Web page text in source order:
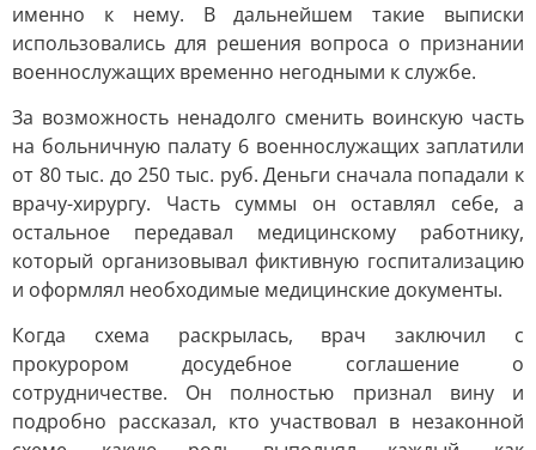
именно к нему. В дальнейшем такие выписки
использовались для решения вопроса о признании
военнослужащих временно негодными к службе.
За возможность ненадолго сменить воинскую часть
на больничную палату 6 военнослужащих заплатили
от 80 тыс. до 250 тыс. руб. Деньги сначала попадали к
врачу-хирургу. Часть суммы он оставлял себе, а
остальное передавал медицинскому работнику,
который организовывал фиктивную госпитализацию
и оформлял необходимые медицинские документы.
Когда схема раскрылась, врач заключил с
прокурором досудебное соглашение о
сотрудничестве. Он полностью признал вину и
подробно рассказал, кто участвовал в незаконной